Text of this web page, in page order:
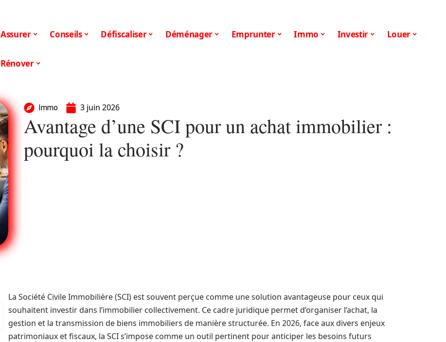
Assurer Conseils Défiscaliser Déménager Emprunter Immo Investir Louer
Rénover
Immo 3 juin 2026
Avantage d’une SCI pour un achat immobilier :
pourquoi la choisir ?
La Société Civile Immobilière (SCI) est souvent perçue comme une solution avantageuse pour ceux qui
souhaitent investir dans l’immobilier collectivement. Ce cadre juridique permet d’organiser l’achat, la
gestion et la transmission de biens immobiliers de manière structurée. En 2026, face aux divers enjeux
patrimoniaux et fiscaux, la SCI s’impose comme un outil pertinent pour anticiper les besoins futurs